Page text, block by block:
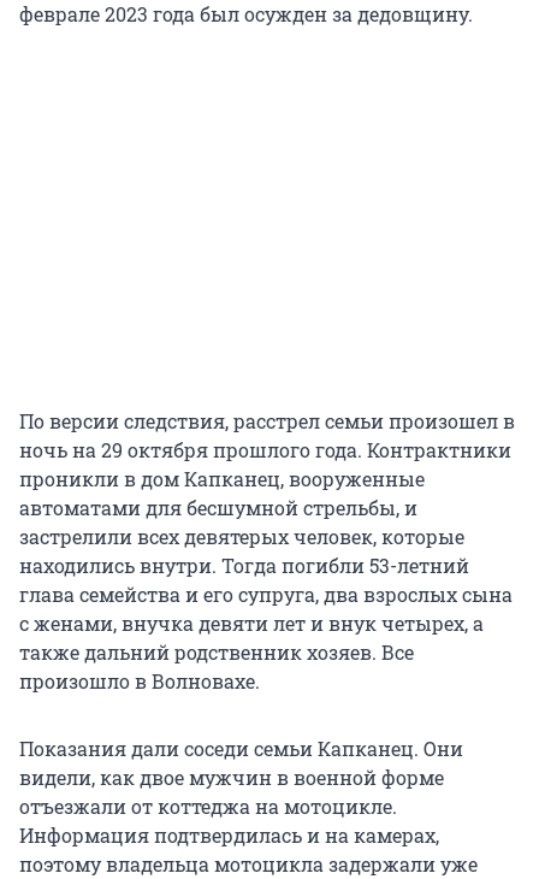
феврале 2023 года был осужден за дедовщину.
По версии следствия, расстрел семьи произошел в
ночь на 29 октября прошлого года. Контрактники
проникли в дом Капканец, вооруженные
автоматами для бесшумной стрельбы, и
застрелили всех девятерых человек, которые
находились внутри. Тогда погибли 53-летний
глава семейства и его супруга, два взрослых сына
с женами, внучка девяти лет и внук четырех, а
также дальний родственник хозяев. Все
произошло в Волновахе.
Показания дали соседи семьи Капканец. Они
видели, как двое мужчин в военной форме
отъезжали от коттеджа на мотоцикле.
Информация подтвердилась и на камерах,
поэтому владельца мотоцикла задержали уже